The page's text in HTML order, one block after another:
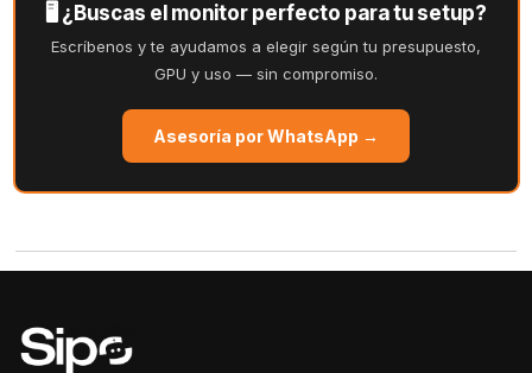
🖥️ ¿Buscas el monitor perfecto para tu setup?
Escríbenos y te ayudamos a elegir según tu presupuesto,
GPU y uso — sin compromiso.
Asesoría por WhatsApp →